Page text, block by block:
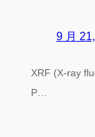
9 月
XRF (X-ray
P…